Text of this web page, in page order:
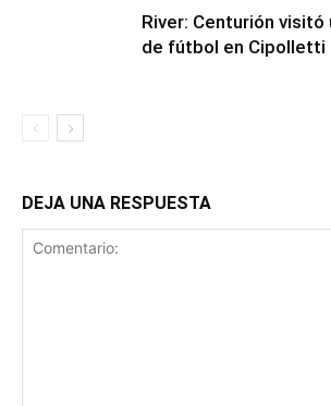
River: Centurión
de fútbol en Cipolletti
DEJA UNA RESPUESTA